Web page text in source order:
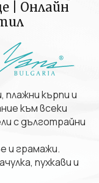
| Онлайн
плажни кърпи и
към всеки
с дълготрайни
и грамажи.
пухкави и